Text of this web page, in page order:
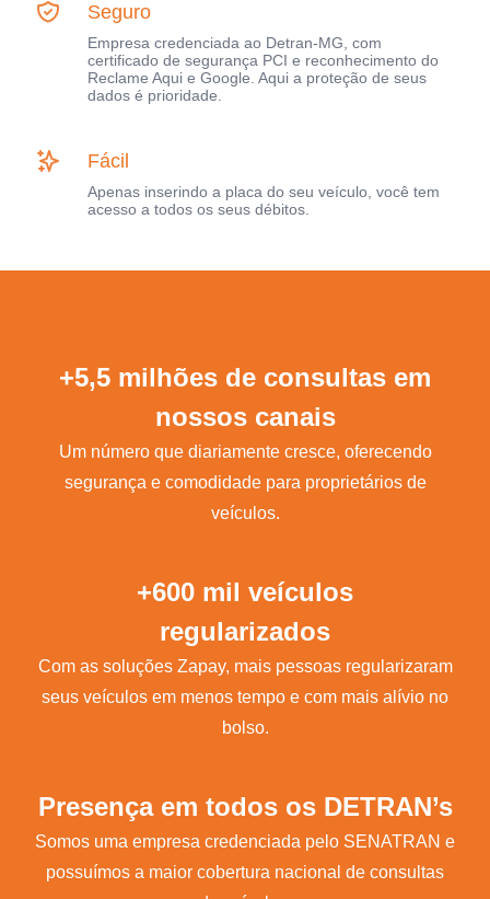
Seguro
Empresa credenciada ao Detran-MG, com
certificado de segurança PCI e reconhecimento do
Reclame Aqui e Google. Aqui a proteção de seus
dados é prioridade.
Fácil
Apenas inserindo a placa do seu veículo, você tem
acesso a todos os seus débitos.
+5,5 milhões de consultas em
nossos canais
Um número que diariamente cresce, oferecendo
segurança e comodidade para proprietários de
veículos.
+600 mil veículos
regularizados
Com as soluções Zapay, mais pessoas regularizaram
seus veículos em menos tempo e com mais alívio no
bolso.
Presença em todos os DETRAN’s
Somos uma empresa credenciada pelo SENATRAN e
possuímos a maior cobertura nacional de consultas